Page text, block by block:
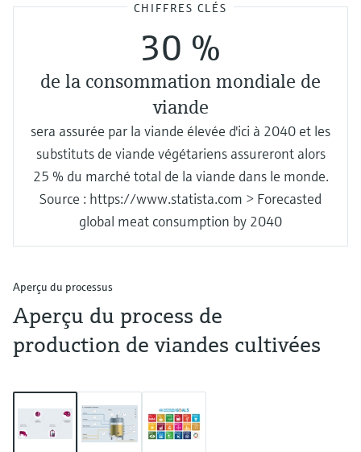
CHIFFRES CLÉS
30 %
de la consommation mondiale de
viande
sera assurée par la viande élevée d'ici à 2040 et les
substituts de viande végétariens assureront alors
25 % du marché total de la viande dans le monde.
Source : https://www.statista.com > Forecasted
global meat consumption by 2040
Aperçu du processus
Aperçu du process de
production de viandes cultivées